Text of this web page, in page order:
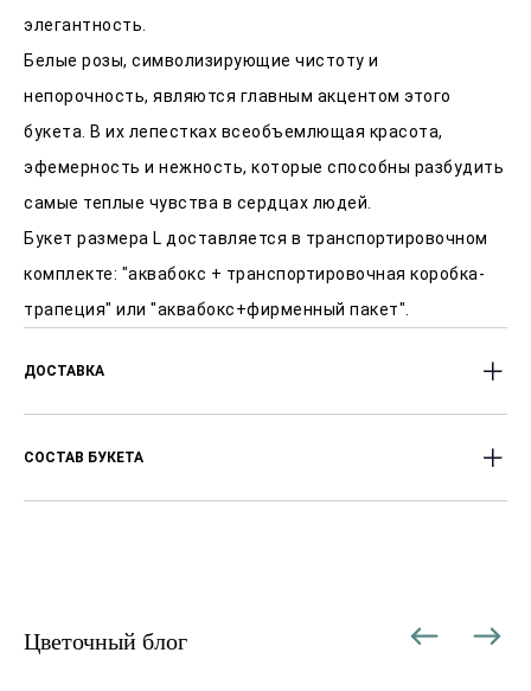
элегантность.
Белые розы, символизирующие чистоту и
непорочность, являются главным акцентом этого
букета. В их лепестках всеобъемлющая красота,
эфемерность и нежность, которые способны разбудить
самые теплые чувства в сердцах людей.
Букет размера L доставляется в транспортировочном
комплекте: "аквабокс + транспортировочная коробка-
трапеция" или "аквабокс+фирменный пакет".
ДОСТАВКА
Доставляем цветы с 9:30 до 22:00 часов.
увеличиваться.
СОСТАВ БУКЕТА
Цветочный блог